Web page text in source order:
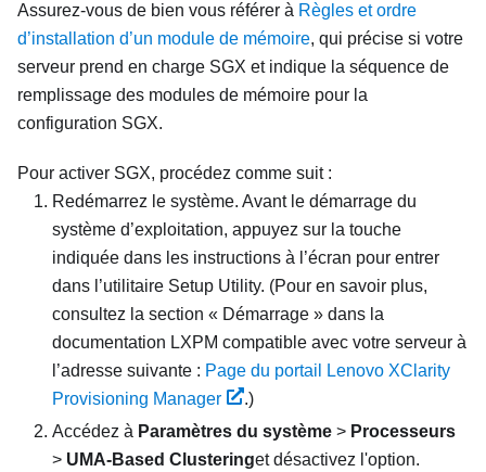
Assurez-vous de bien vous référer à Règles et ordre
d’installation d’un module de mémoire, qui précise si votre
serveur prend en charge SGX et indique la séquence de
remplissage des modules de mémoire pour la
configuration SGX.
Pour activer SGX, procédez comme suit :
Redémarrez le système. Avant le démarrage du
système d’exploitation, appuyez sur la touche
indiquée dans les instructions à l’écran pour entrer
dans l’utilitaire Setup Utility. (Pour en savoir plus,
consultez la section « Démarrage » dans la
documentation LXPM compatible avec votre serveur à
l’adresse suivante : Page du portail Lenovo XClarity
Provisioning Manager
.)
Accédez à Paramètres du système > Processeurs
> UMA-Based Clusteringet désactivez l'option.